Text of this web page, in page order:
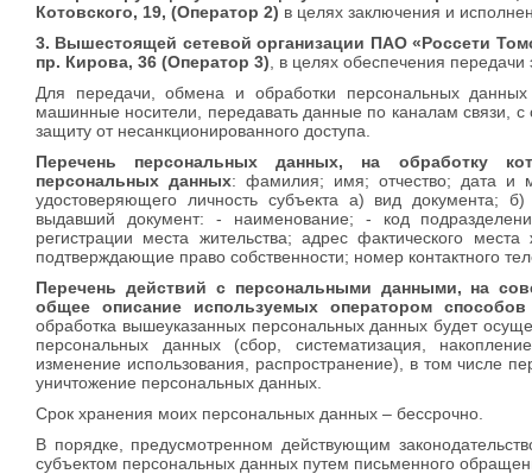
Котовского, 19, (Оператор 2) в целях заключения и
3. Вышестоящей сетевой организации ПАО «Россети
пр. Кирова, 36 (Оператор 3) , в целях обеспечения передачи
Для передачи, обмена и обработки персональных
машинные носители, передавать данные по каналам связи,
защиту от несанкционированного доступа.
Перечень персональных данных, на обработку
персональных данных: фамилия; имя; отчество; дата и
удостоверяющего личность субъекта а) вид документа;
выдавший документ: - наименование; - код
регистрации места жительства; адрес фактического
подтверждающие право собственности; номер контактного
Перечень действий с персональными данными, на
общее описание используемых оператором
обработка вышеуказанных персональных данных будет
персональных данных (сбор, систематизация,
изменение использования, распространение), в том числе
уничтожение персональных данных.
Срок хранения моих персональных данных – бессрочно.
В порядке, предусмотренном действующим
субъектом персональных данных путем письменного